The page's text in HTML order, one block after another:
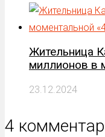
Жительница
миллионов в
23.12.2024
4